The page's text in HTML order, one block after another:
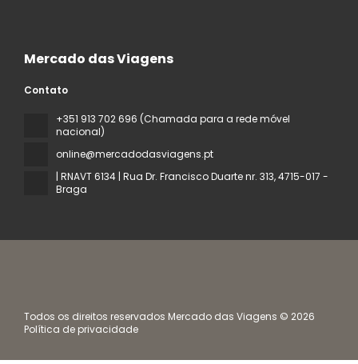
Mercado das Viagens
Contato
+351 913 702 696 (Chamada para a rede móvel
nacional)
online@mercadodasviagens.pt
| RNAVT 6134 | Rua Dr. Francisco Duarte nr. 313, 4715-017 -
Braga
Todos os direitos reservados Mercado das Viagens © 2026
Política de privacidade